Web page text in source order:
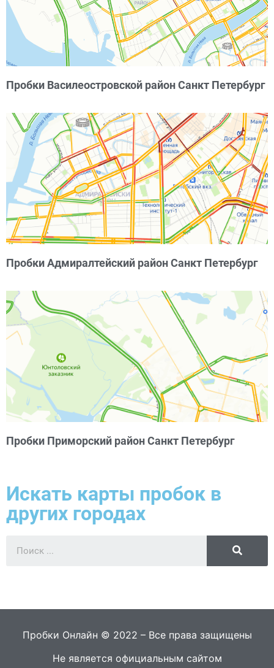
Пробки Василеостровской район Санкт Петербург
Пробки Адмиралтейский район Санкт Петербург
Пробки Приморский район Санкт Петербург
Искать карты пробок в
других городах
Пробки Онлайн © 2022 – Все права защищены
Не является официальным сайтом